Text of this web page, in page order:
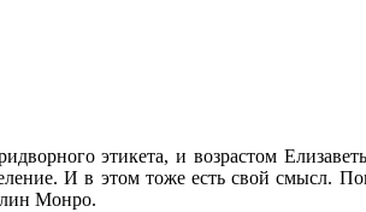
этикета, и возрастом
И в этом тоже есть свой смысл.
Монро.